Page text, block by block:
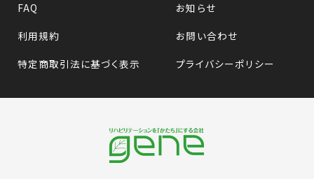
FAQ
お知らせ
利用規約
お問い合わせ
特定商取引法に基づく表示
プライバシーポリシー